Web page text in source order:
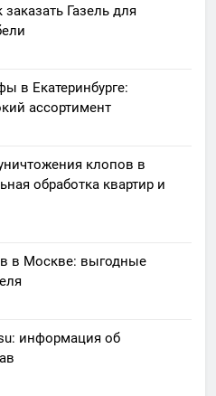
Газель для
в Екатеринбурге:
ассортимент
клопов в
обработка квартир и
в Москве: выгодные
информация об